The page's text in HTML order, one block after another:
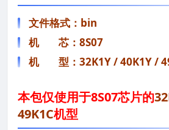
文件格式：bin
机 芯：8S07
机 型： 32K1Y / 40K1Y /
本包仅使用于8S07芯片的
49K1C机型